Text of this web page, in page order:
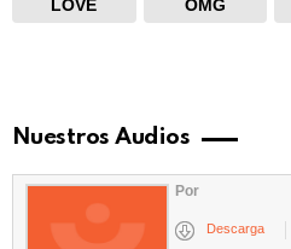
LOVE OMG
Nuestros Audios